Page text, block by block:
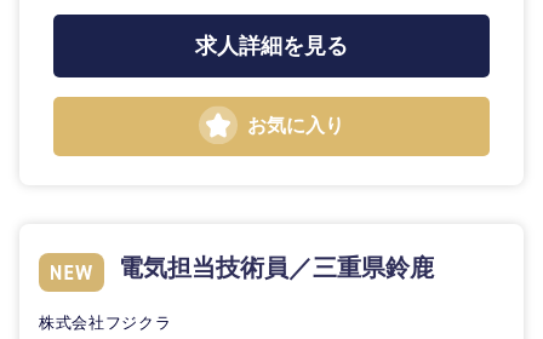
ティブ
コンサル
政策渉外
その他企画業務
営業
専門職
技術職（IT）、Webサービス・制作、ゲーム
食品・化粧品・アパレル・消費財
金融
スタートアップ企
転勤なし
求人詳細を見る
お気に入り
電気担当技術員／三重県鈴鹿
株式会社フジクラ